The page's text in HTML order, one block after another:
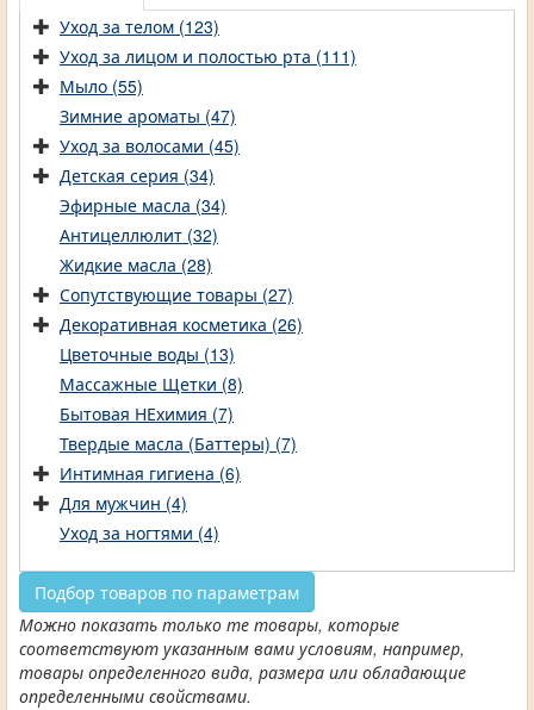
Уход за телом (123)
Уход за лицом и полостью рта (111)
Мыло (55)
Зимние ароматы (47)
Уход за волосами (45)
Детская серия (34)
Эфирные масла (34)
Антицеллюлит (32)
Жидкие масла (28)
Сопутствующие товары (27)
Декоративная косметика (26)
Цветочные воды (13)
Массажные Щетки (8)
Бытовая НЕхимия (7)
Твердые масла (Баттеры) (7)
Интимная гигиена (6)
Для мужчин (4)
Уход за ногтями (4)
Подбор товаров по параметрам
Можно показать только те товары, которые
соответствуют указанным вами условиям, например,
товары определенного вида, размера или обладающие
определенными свойствами.